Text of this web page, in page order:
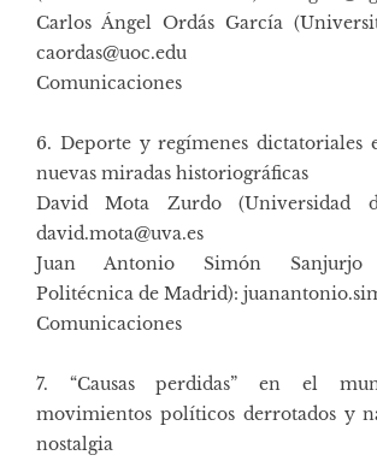
Carlos Ángel Ordás García
caordas@uoc.edu
Comunicaciones
6. Deporte y regímenes dictatoriales
nuevas miradas historiográficas
David Mota Zurdo (Universidad
david.mota@uva.es
Juan Antonio Simón Sanjurjo
Politécnica de Madrid):
Comunicaciones
7. “Causas perdidas” en el
movimientos políticos derrotados y
nostalgia